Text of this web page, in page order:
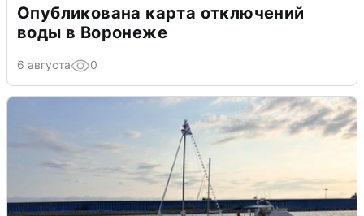
Опубликована карта отключений
воды в Воронеже
6 августа 0